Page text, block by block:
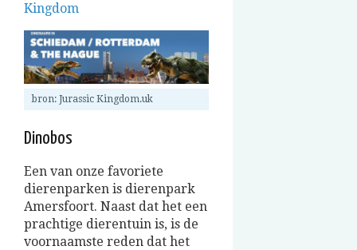
Kingdom
bron: Jurassic Kingdom.uk
Dinobos
Een van onze favoriete
dierenparken is dierenpark
Amersfoort. Naast dat het een
prachtige dierentuin is, is de
voornaamste reden dat het